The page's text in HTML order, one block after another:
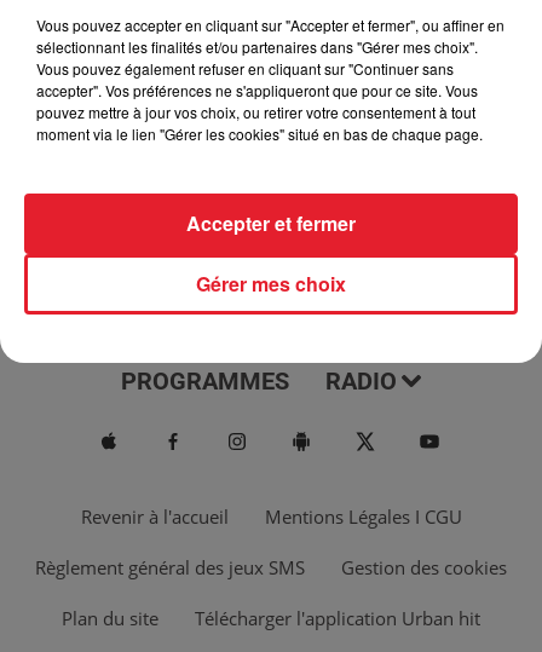
Le Morning Show
ACTUS MUSIQUES
PROGRAMMES RADIO
Revenir à l'accueil Mentions Légales I CGU
Règlement général des jeux SMS Gestion des cookies
Plan du site Télécharger l'application Urban hit
Vous pouvez accepter en cliquant sur "Accepter et fermer", ou affiner en
sélectionnant les finalités et/ou partenaires dans "Gérer mes choix".
Vous pouvez également refuser en cliquant sur "Continuer sans
accepter". Vos préférences ne s'appliqueront que pour ce site. Vous
pouvez mettre à jour vos choix, ou retirer votre consentement à tout
moment via le lien "Gérer les cookies" situé en bas de chaque page.
Gérer mes choix
Accepter et fermer